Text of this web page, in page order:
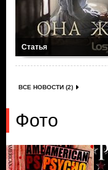
Статья
ВСЕ НОВОСТИ (2)
Фото